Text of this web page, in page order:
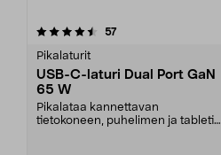
57arvostelut
Pikalaturit
USB-C-laturi Dual Port GaN
65 W
Pikalataa kannettavan
tietokoneen, puhelimen ja tabletin
4.5 viidestä